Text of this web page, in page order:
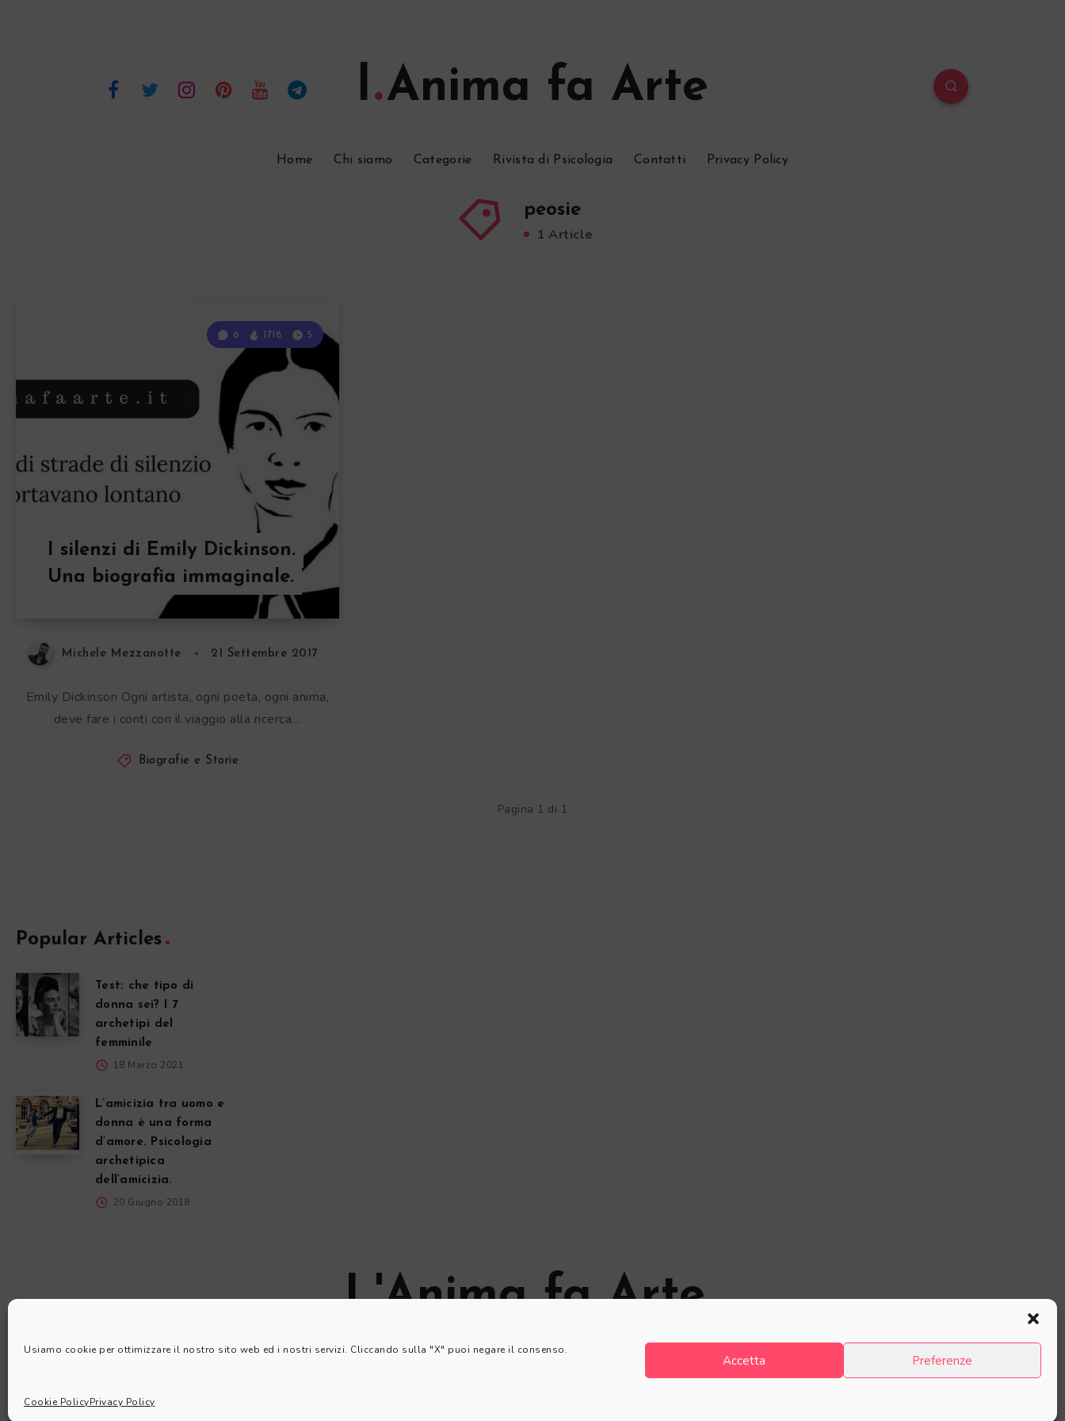
Usiamo cookie per ottimizzare il nostro sito web ed i nostri servizi. Cliccando sulla "X" puoi negare il consenso.
Accetta Preferenze
Cookie PolicyPrivacy Policy
l Anima fa Arte
Home Chi siamo Categorie Rivista di Psicologia Contatti Privacy Policy
peosie
1 Article
I silenzi di Emily Dickinson.
Una biografia immaginale.
6 1716 5
Michele Mezzanotte 21 Settembre 2017
Emily Dickinson Ogni artista, ogni poeta, ogni anima,
deve fare i conti con il viaggio alla ricerca…
Biografie e Storie
Pagina 1 di 1
Popular Articles
Test: che tipo di
donna sei? I 7
archetipi del
femminile
18 Marzo 2021
L’amicizia tra uomo e
donna è una forma
d’amore. Psicologia
archetipica
dell’amicizia.
20 Giugno 2018
L'Anima fa Arte
© L'Anima fa Arte